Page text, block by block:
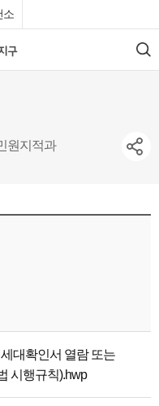
소
검
색
원지적과
대확인서 열람 또는
시행규칙).hwp